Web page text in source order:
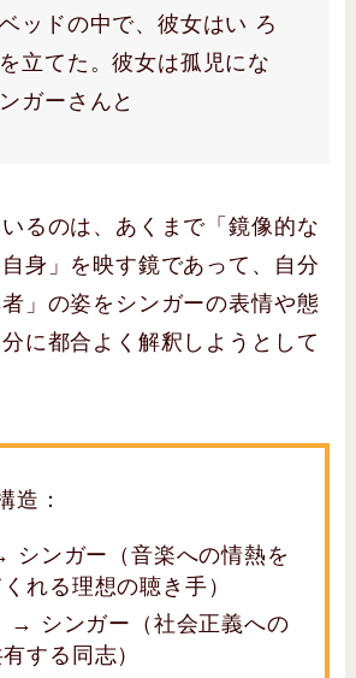
ッドの中で、彼女はい ろ
立てた。彼女は孤児にな
ガーさんと
るのは、あくまで「鏡像的な
身」を映す鏡であって、自分
」の姿をシンガーの表情や態
に都合よく解釈しようとして
造：
シンガー（音楽への情熱を
れる理想の聴き手）
→ シンガー（社会正義への
する同志）